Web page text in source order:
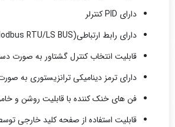
دارای PIDکنترلر
دارای رابط ارتباطیRTU/LS BUS)
قابلیت انتخاب کنترل گشتاور به صورت
دارای ترمز دینامیکی ترانزیستوری به
فن های خنک کننده با قابلیت روشن و
قابلیت استفاده از صفحه کلید خارجی